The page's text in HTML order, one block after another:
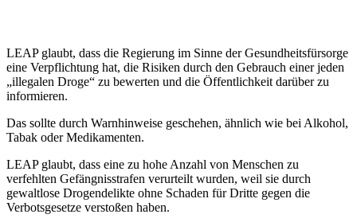
LEAP glaubt, dass die Regierung im Sinne der Gesundheitsfürsorge
eine Verpflichtung hat, die Risiken durch den Gebrauch einer jeden
„illegalen Droge“ zu bewerten und die Öffentlichkeit darüber zu
informieren.
Das sollte durch Warnhinweise geschehen, ähnlich wie bei Alkohol,
Tabak oder Medikamenten.
LEAP glaubt, dass eine zu hohe Anzahl von Menschen zu
verfehlten Gefängnisstrafen verurteilt wurden, weil sie durch
gewaltlose Drogendelikte ohne Schaden für Dritte gegen die
Verbotsgesetze verstoßen haben.